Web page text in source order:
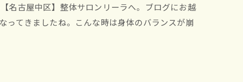
名古屋中区】整体サロンリーラへ。ブログにお越
ってきましたね。こんな時は身体のバランスが崩